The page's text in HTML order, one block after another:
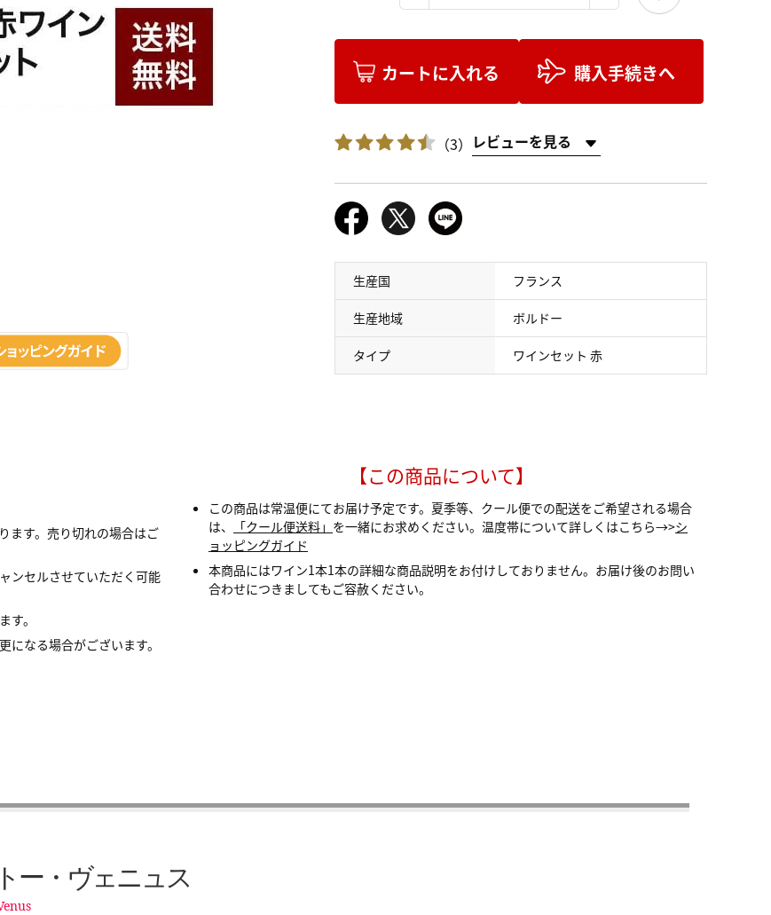
カートに入れる 購入手続きへ
（3） レビューを見る
生産国 フランス
生産地域 ボルドー
タイプ ワインセット 赤
ます。売り切れの場合はご
ンセルさせていただく可能
す。
なる場合がございます。
【この商品について】
この商品は常温便にてお届け予定です。夏季等、クール便での配送をご希望される場合
は、
「クール便送料」 を一緒にお求めください。温度帯について詳しくはこちら→>シ
ョッピングガイド
本商品にはワイン1本1本の詳細な商品説明をお付けしておりません。お届け後のお問い
合わせにつきましてもご容赦ください。
ー・ヴェニュス